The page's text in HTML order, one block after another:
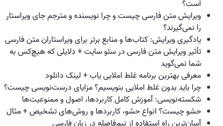
است؟
ویرایش متن فارسی چیست و چرا نویسنده و مترجم جای ویراستار
را نمی‌گیرند؟
یادگیری ویرایش: کتاب‌ها و منابع برتر برای ویراستاران متن فارسی
تأثیر ویرایش متن فارسی در سئو سایت + دلایلی که هیچ‌کس به
شما نمی‌گوید
معرفی بهترین برنامه غلط املایی یاب + لینک دانلود
چرا باید بدون غلط املایی بنویسیم؟ مزایای درست‌نویسی چیست؟
شکسته‌نویسی: آموزش کامل کاربردها، اصول و ممنوعیت‌ها
حشو چیست؟ انواع حشو، کاربردها و روش‌های تشخیص + مثال